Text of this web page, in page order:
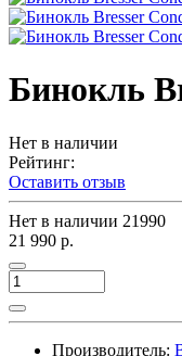
Бинокль
Нет в наличии
Рейтинг:
Оставить отзыв
Нет в наличии 21990
21 990 р.
Производитель: